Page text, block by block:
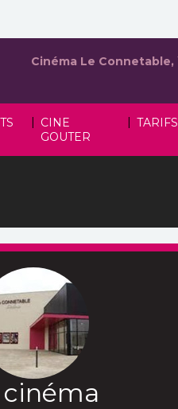
| CINE
GOUTER
| TARIFS
Cinéma Le Connetable,
cinéma